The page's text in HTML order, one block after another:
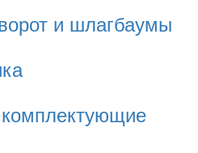
и шлагбаумы